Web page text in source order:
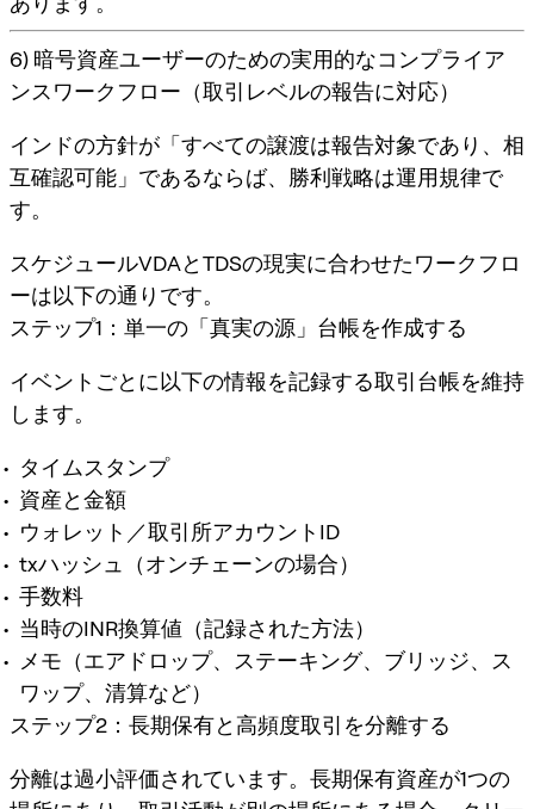
6) 暗号資産ユーザーのための実用的なコンプライア
ンスワークフロー（取引レベルの報告に対応）
インドの方針が「すべての譲渡は報告対象であり、相
互確認可能」であるならば、勝利戦略は運用規律で
す。
スケジュールVDAとTDSの現実に合わせたワークフロ
ーは以下の通りです。
ステップ1：単一の「真実の源」台帳を作成する
イベントごとに以下の情報を記録する取引台帳を維持
します。
タイムスタンプ
資産と金額
ウォレット／取引所アカウントID
txハッシュ（オンチェーンの場合）
手数料
当時のINR換算値（記録された方法）
メモ（エアドロップ、ステーキング、ブリッジ、ス
ワップ、清算など）
ステップ2：長期保有と高頻度取引を分離する
分離は過小評価されています。長期保有資産が1つの